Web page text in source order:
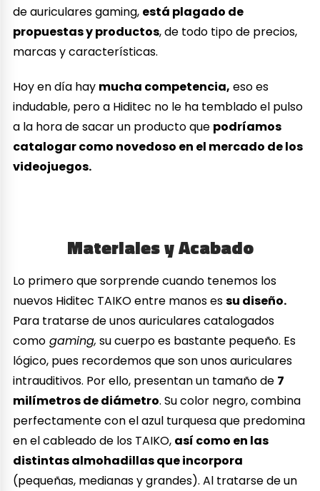
de auriculares gaming, está plagado de
propuestas y productos, de todo tipo de precios,
marcas y características.
Hoy en día hay mucha competencia, eso es
indudable, pero a Hiditec no le ha temblado el pulso
a la hora de sacar un producto que podríamos
catalogar como novedoso en el mercado de los
videojuegos.
Materiales y Acabado
Lo primero que sorprende cuando tenemos los
nuevos Hiditec TAIKO entre manos essu diseño.
Para tratarse de unos auriculares catalogados
como gaming, su cuerpo es bastante pequeño. Es
lógico, pues recordemos que son unos auriculares
intrauditivos. Por ello, presentan un tamaño de 7
milímetros de diámetro. Su color negro, combina
perfectamente con el azul turquesa que predomina
en el cableado de los TAIKO, así como en las
distintas almohadillas que incorpora
(pequeñas, medianas y grandes). Al tratarse de un